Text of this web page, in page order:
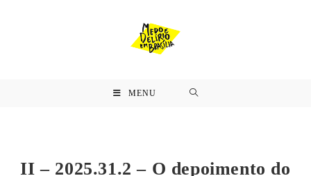
MENU
II – 2025.31.2 – O depoimento do